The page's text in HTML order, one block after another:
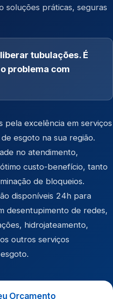
soluções práticas, seguras
tubulações. É
problema com
pela excelência em serviços
esgoto na sua região.
no atendimento,
custo-benefício, tanto
de bloqueios.
disponíveis 24h para
desentupimento de redes,
hidrojateamento,
outros serviços
Orçamento